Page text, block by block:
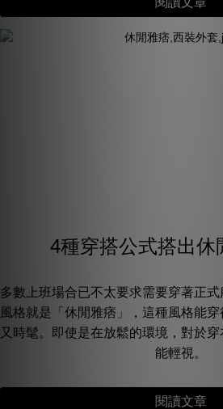
4種穿搭公式搭出休
多數上班場合已不太要求需要穿著正
風格就是「休閒雅痞」，這種風格能
又時髦。即使是在放鬆的環境，對於
能輕視。
閱讀文章